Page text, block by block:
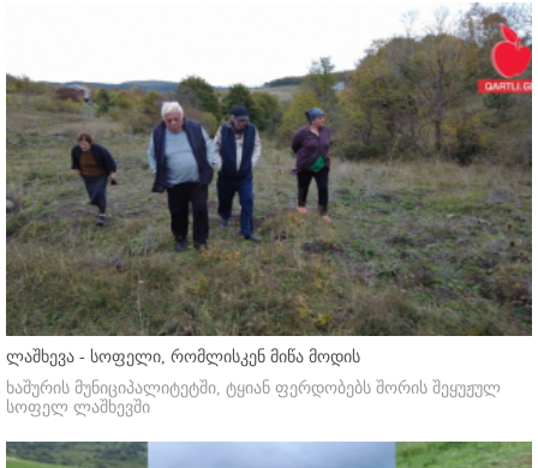
ლაშხევა - სოფელი, რომლისკენ მიწა მოდის
ხაშურის მუნიციპალიტეტში, ტყიან ფერდობებს შორის შეყუჟულ
სოფელ ლაშხევში